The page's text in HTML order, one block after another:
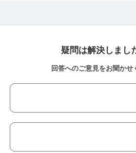
疑問は解決しまし
回答へのご意見をお聞かせ